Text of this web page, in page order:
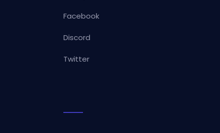
Facebook
Discord
Twitter